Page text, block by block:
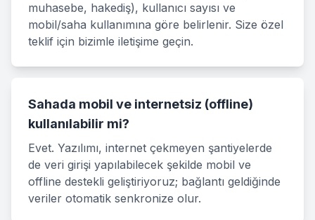
muhasebe, hakediş), kullanıcı sayısı ve
mobil/saha kullanımına göre belirlenir. Size özel
teklif için bizimle iletişime geçin.
Sahada mobil ve internetsiz (offline)
kullanılabilir mi?
Evet. Yazılımı, internet çekmeyen şantiyelerde
de veri girişi yapılabilecek şekilde mobil ve
offline destekli geliştiriyoruz; bağlantı geldiğinde
veriler otomatik senkronize olur.